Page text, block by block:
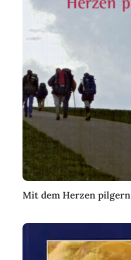
Mit dem Herzen pilgern